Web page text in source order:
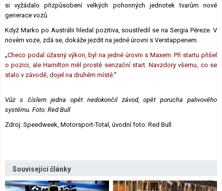
si vyžádalo přizpůsobení velkých pohonných jednotek tvarům nové
generace vozů.
Když Marko po Austrálii hledal pozitiva, soustředil se na Sergia Péreze. V
novém voze, zdá se, dokáže jezdit na jedné úrovni s Verstappenem.
„Checo podal úžasný výkon, byl na jedné úrovni s Maxem. Při startu přišel
o pozici, ale Hamilton měl prostě senzační start. Navzdory všemu, co se
stalo v závodě, dojel na druhém místě.“
Vůz s číslem jedna opět nedokončil závod, opět porucha palivového
systému. Foto: Red Bull
Zdroj: Speedweek, Motorsport-Total, úvodní foto: Red Bull
Související články